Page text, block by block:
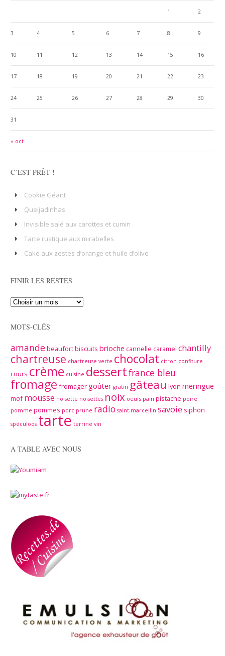
« oct
1 2
3 4 5 6 7 8 9
10 11 12 13 14 15 16
17 18 19 20 21 22 23
24 25 26 27 28 29 30
31
C’EST PRÊT !
Cookie Géant
Queijadinhas
Invisible salé aux carottes et cumin
Tarte rustique aux mirabelles
Cake aux zestes d’orange et huile d’olive
FINIR LES RESTES
MOTS-CLÉS
amandebeaufortbiscuits brioche cannelle caramel chantilly
chartreuse chartreuse verte chocolat citron confiture
cours crème cuisine dessertfrance bleu
fromage fromager goûter gratin gâteau lyon meringue
mof mousse noisette noisettes noix oeufs pain pistache poire
pomme pommes porc prune radio saint-marcellin savoie siphon
spéculoos tarte terrine vin
A TABLE AVEC NOUS